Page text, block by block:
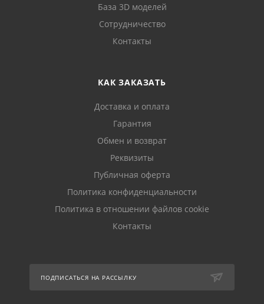
База 3D моделей
Сотрудничество
Контакты
КАК ЗАКАЗАТЬ
Доставка и оплата
Гарантия
Обмен и возврат
Реквизиты
Публичная оферта
Политика конфиденциальности
Политика в отношении файлов cookie
Контакты
ПОДПИСАТЬСЯ НА РАССЫЛКУ